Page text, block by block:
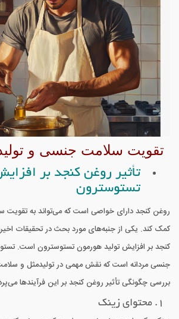
تقویت سلامت جنسی و
تأثیر روغن کنجد بر
تستوسترون
روغن کنجد دارای خواصی است که می‌تواند به تقویت
کمک کند. یکی از جنبه‌های مورد بحث در تحقیقات
کنجد بر افزایش تولید هورمون تستوسترون است.
جنسی مردانه است که نقش مهمی در تولیدمثل و
بررسی چگونگی تأثیر روغن کنجد بر این فرآیندها
1. محتوای زینک